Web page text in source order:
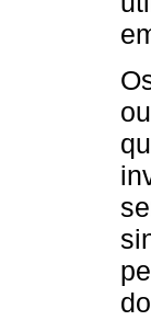
ou